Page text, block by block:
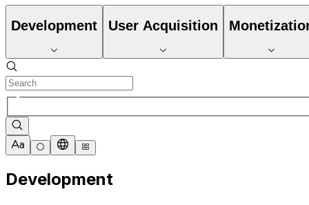
Development User Acquisition
Development